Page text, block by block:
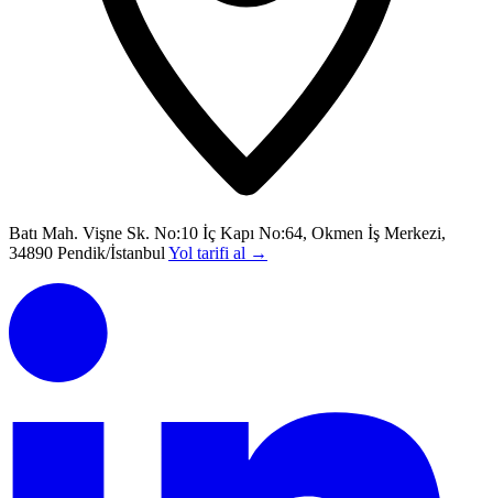
Batı Mah. Vişne Sk. No:10 İç Kapı No:64, Okmen İş Merkezi,
34890 Pendik/İstanbul Yol tarifi al →